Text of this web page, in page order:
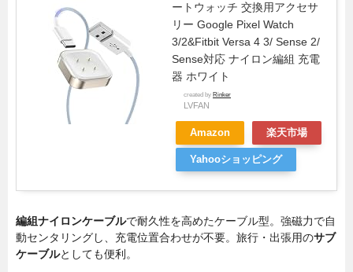
ートウォッチ 交換用アクセサ
リー Google Pixel Watch
3/2&Fitbit Versa 4 3/ Sense 2/
Sense対応 ナイロン編組 充電
器 ホワイト
created by Rinker
LVFAN
Amazon 楽天市場
Yahooショッピング
編組ナイロンケーブルで耐久性を高めたケーブル型。強磁力で自
動センタリングし、充電位置合わせが不要。旅行・出張用のサブ
ケーブルとしても便利。